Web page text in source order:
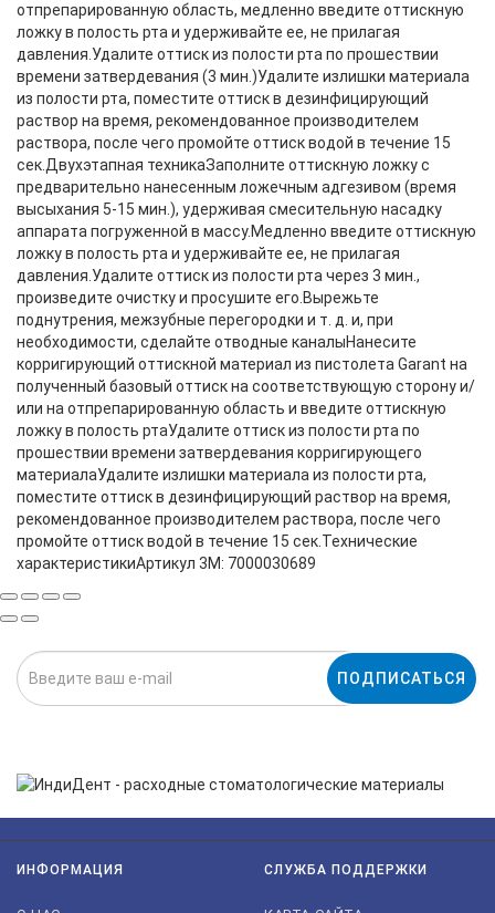
отпрепарированную область, медленно введите оттискную
ложку в полость рта и удерживайте ее, не прилагая
давления.Удалите оттиск из полости рта по прошествии
времени затвердевания (3 мин.)Удалите излишки материала
из полости рта, поместите оттиск в дезинфицирующий
раствор на время, рекомендованное производителем
раствора, после чего промойте оттиск водой в течение 15
сек.Двухэтапная техникаЗаполните оттискную ложку с
предварительно нанесенным ложечным адгезивом (время
высыхания 5-15 мин.), удерживая смесительную насадку
аппарата погруженной в массу.Медленно введите оттискную
ложку в полость рта и удерживайте ее, не прилагая
давления.Удалите оттиск из полости рта через 3 мин.,
произведите очистку и просушите его.Вырежьте
поднутрения, межзубные перегородки и т. д. и, при
необходимости, сделайте отводные каналыНанесите
корригирующий оттискной материал из пистолета Garant на
полученный базовый оттиск на соответствующую сторону и/
или на отпрепарированную область и введите оттискную
ложку в полость ртаУдалите оттиск из полости рта по
прошествии времени затвердевания корригирующего
материалаУдалите излишки материала из полости рта,
поместите оттиск в дезинфицирующий раствор на время,
рекомендованное производителем раствора, после чего
промойте оттиск водой в течение 15 сек.Технические
характеристикиАртикул 3M: 7000030689
ПОДПИСАТЬСЯ
ИНФОРМАЦИЯ СЛУЖБА ПОДДЕРЖКИ